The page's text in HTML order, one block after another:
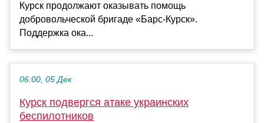
Курск продолжают оказывать помощь
добровольческой бригаде «Барс-Курск».
Поддержка ока...
06:00, 05 Дек
Курск подвергся атаке украинских
беспилотников